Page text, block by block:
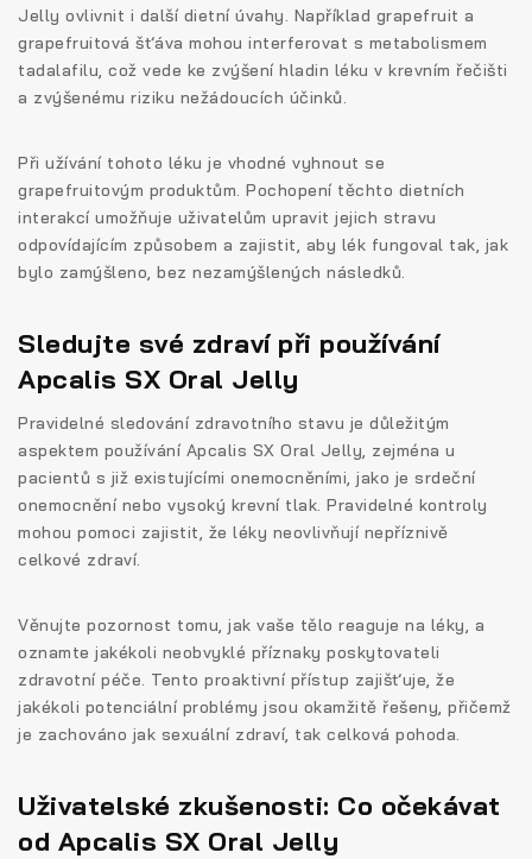
Jelly ovlivnit i další dietní úvahy. Například grapefruit a
grapefruitová šťáva mohou interferovat s metabolismem
tadalafilu, což vede ke zvýšení hladin léku v krevním řečišti
a zvýšenému riziku nežádoucích účinků.
Při užívání tohoto léku je vhodné vyhnout se
grapefruitovým produktům. Pochopení těchto dietních
interakcí umožňuje uživatelům upravit jejich stravu
odpovídajícím způsobem a zajistit, aby lék fungoval tak, jak
bylo zamýšleno, bez nezamýšlených následků.
Sledujte své zdraví při používání
Apcalis SX Oral Jelly
Pravidelné sledování zdravotního stavu je důležitým
aspektem používání Apcalis SX Oral Jelly, zejména u
pacientů s již existujícími onemocněními, jako je srdeční
onemocnění nebo vysoký krevní tlak. Pravidelné kontroly
mohou pomoci zajistit, že léky neovlivňují nepříznivě
celkové zdraví.
Věnujte pozornost tomu, jak vaše tělo reaguje na léky, a
oznamte jakékoli neobvyklé příznaky poskytovateli
zdravotní péče. Tento proaktivní přístup zajišťuje, že
jakékoli potenciální problémy jsou okamžitě řešeny, přičemž
je zachováno jak sexuální zdraví, tak celková pohoda.
Uživatelské zkušenosti: Co očekávat
od Apcalis SX Oral Jelly